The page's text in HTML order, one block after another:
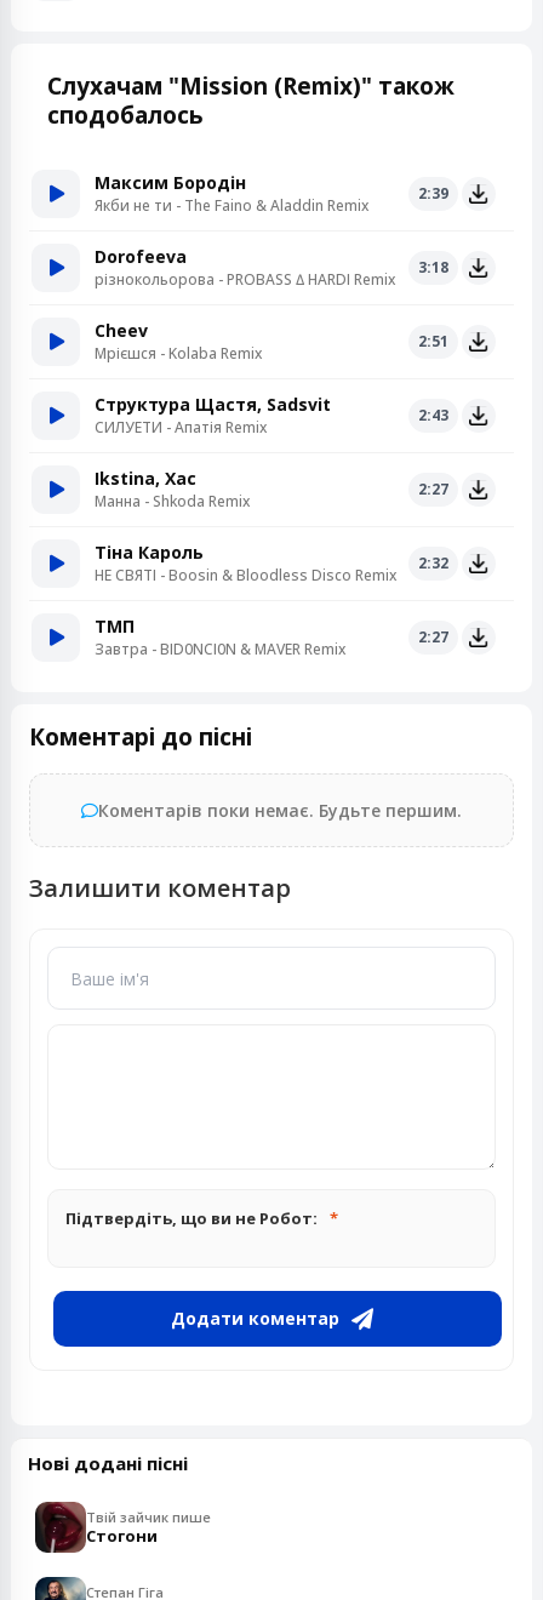
Слухачам "Mission (Remix)" також
сподобалось
Максим Бородін
Якби не ти - The Faino & Aladdin Remix
2:39
Dorofeeva
різнокольорова - PROBASS ∆ HARDI Remix
3:18
Cheev
Мрієшся - Kolaba Remix
2:51
Структура Щастя, Sadsvit
СИЛУЕТИ - Апатія Remix
2:43
Ikstina, Хас
Манна - Shkoda Remix
2:27
Тіна Кароль
НЕ СВЯТІ - Boosin & Bloodless Disco Remix
2:32
ТМП
Завтра - BID0NCI0N & MAVER Remix
2:27
Коментарі до пісні
Коментарів поки немає. Будьте першим.
Залишити коментар
Підтвердіть, що ви не Робот:
Додати коментар
Нові додані пісні
Твій зайчик пише
Стогони
Степан Гіга